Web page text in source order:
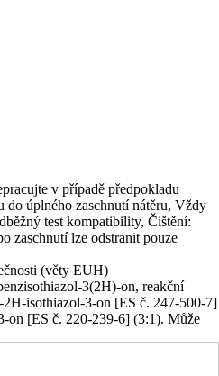
v případě předpokladu
do úplného zaschnutí nátěru, Vždy
test kompatibility, Čištění:
zaschnutí lze odstranit pouze
(věty EUH)
3(2H)-on, reakční
isothiazol-3-on [ES č. 247-500-7]
on [ES č. 220-239-6] (3:1). Může